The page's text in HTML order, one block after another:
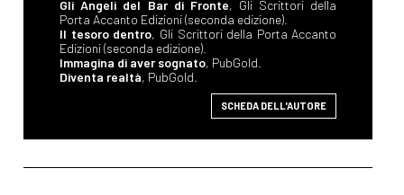
Gli Angeli del Bar di Fronte, Gli Scrittori della
Porta Accanto Edizioni (seconda edizione).
Il tesoro dentro, Gli Scrittori della Porta Accanto
Edizioni (seconda edizione).
Immagina di aver sognato, PubGold.
Diventa realtà, PubGold.
SCHEDA DELL'AUTORE